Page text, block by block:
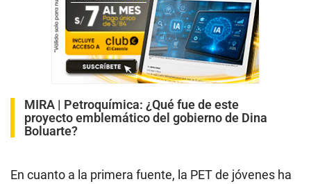
MIRA | Petroquímica: ¿Qué fue de este
proyecto emblemático del gobierno de Dina
Boluarte?
En cuanto a la primera fuente, la PET de jóvenes ha